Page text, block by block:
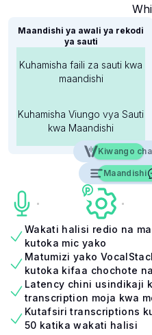
Maandishi ya awali ya rekodi
ya sauti
Kuhamisha faili za sauti kwa
maandishi
Kuhamisha Viungo vya Sauti
kwa Maandishi
Kiwango
Polyglot
Maandishi
Wakati halisi redio na
kutoka mic yako
Matumizi yako
kutoka kifaa chochote
Latency chini usindikaji
transcription moja kwa
Kutafsiri transcriptions
50 katika wakati halisi